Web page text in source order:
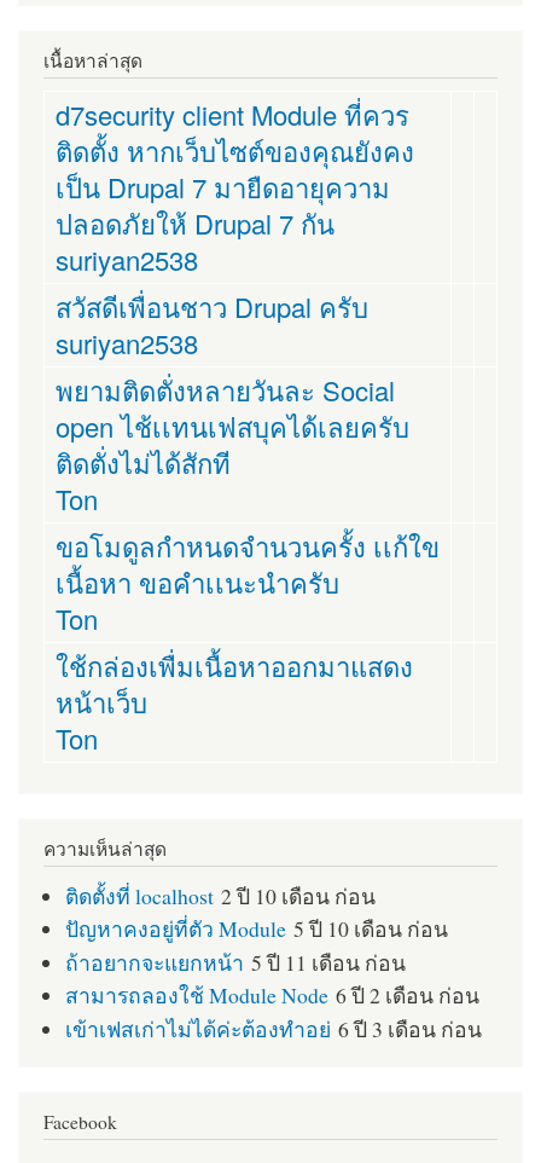
เนื้อหาล่าสุด
d7security client Module ที่ควร
ติดตั้ง หากเว็บไซต์ของคุณยังคง
เป็น Drupal 7 มายืดอายุความ
ปลอดภัยให้ Drupal 7 กัน
suriyan2538
สวัสดีเพื่อนชาว Drupal ครับ
suriyan2538
พยามติดตั่งหลายวันละ Social
open ไช้เเทนเฟสบุคได้เลยครับ
ติดตั่งไม่ได้สักที
Ton
ขอโมดูลกำหนดจำนวนครั้ง เเก้ใข
เนื้อหา ขอคำเเนะนำครับ
Ton
ใช้กล่องเพื่มเนื้อหาออกมาแสดง
หน้าเว็บ
Ton
ความเห็นล่าสุด
ติดตั้งที่ localhost 2 ปี 10 เดือน ก่อน
ปัญหาคงอยู่ที่ตัว Module 5 ปี 10 เดือน ก่อน
ถ้าอยากจะแยกหน้า 5 ปี 11 เดือน ก่อน
สามารถลองใช้ Module Node 6 ปี 2 เดือน ก่อน
เข้าเฟสเก่าไม่ได้ค่ะต้องทำอย่ 6 ปี 3 เดือน ก่อน
Facebook